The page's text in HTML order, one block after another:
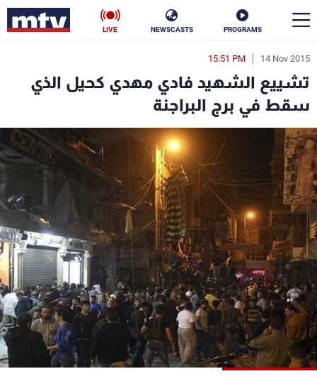
PROGRAMS
NEWSCASTS
LIVE
14 Nov 2015
15:51 PM
تشييع الشهيد فادي مهدي كحيل الذي
سقط في برج البراجنة
en
الأخبار
سياسة ناس
إقتصاد فن
منوعات رياضة
كأس العالم
البرامج
جدول البرامج
شاهد البرامج
الترددات